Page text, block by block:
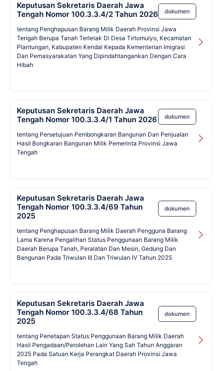
Keputusan Sekretaris Daerah Jawa
Tengah Nomor 100.3.3.4/2 Tahun 2026
dokumen
tentang Penghapusan Barang Milik Daerah Provinsi Jawa
Tengah Berupa Tanah Terletak Di Desa Tirtomulyo, Kecamatan
Plantungan, Kabupaten Kendal Kepada Kementerian Imigrasi
Dan Pemasyarakatan Yang Dipindahtangankan Dengan Cara
Hibah
Keputusan Sekretaris Daerah Jawa
Tengah Nomor 100.3.3.4/1 Tahun 2026
dokumen
tentang Persetujuan Pembongkaran Bangunan Dan Penjualan
Hasil Bongkaran Bangunan Milik Pemerinta Provinsi Jawa
Tengah
Keputusan Sekretaris Daerah Jawa
Tengah Nomor 100.3.3.4/69 Tahun
2025
dokumen
tentang Penghapusan Barang Milik Daerah Pengguna Barang
Lama Karena Pengalihan Status Penggunaan Barang Milik
Daerah Berupa Tanah, Peralatan Dan Mesin, Gedung Dan
Bangunan Pada Triwulan III Dan Triwulan IV Tahun 2025
Keputusan Sekretaris Daerah Jawa
Tengah Nomor 100.3.3.4/68 Tahun
2025
dokumen
tentang Penetapan Status Penggunaan Barang Milik Daerah
Hasil Pengadaan/Perolehan Lain Yang Sah Tahun Anggaran
2025 Pada Satuan Kerja Perangkat Daerah Provinsi Jawa
Tengah